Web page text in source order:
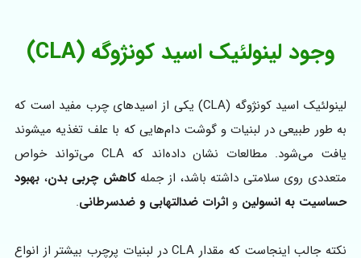
وجود لینولئیک اسید کونژوگه (CLA)
لینولئیک اسید کونژوگه (CLA) یکی از اسیدهای چرب مفید است که
به طور طبیعی در لبنیات و گوشت دام‌هایی که با علف تغذیه میشوند
یافت می‌شود. مطالعات نشان داده‌اند که CLA می‌تواند خواص
متعددی روی سلامتی داشته باشد، از جملهکاهش چربی بدن،بهبود
حساسیت به انسولین و اثرات ضدالتهابی و ضدسرطانی.
نکته جالب اینجاست که مقدار CLA در لبنیات پرچرب بیشتر از انواع